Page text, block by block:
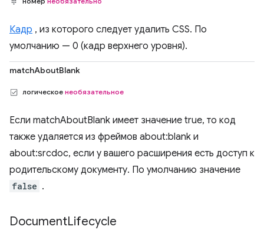
Кадр , из которого следует удалить CSS. По
умолчанию — 0 (кадр верхнего уровня).
matchAboutBlank
логическое необязательное
Если matchAboutBlank имеет значение true, то код
также удаляется из фреймов about:blank и
about:srcdoc, если у вашего расширения есть доступ к
родительскому документу. По умолчанию значение
false .
DocumentLifecycle